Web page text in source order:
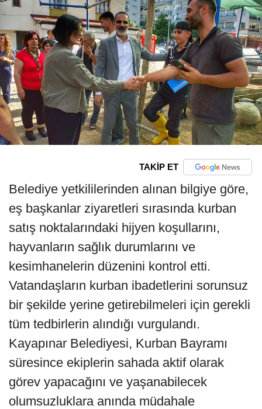
TAKİP ET
Belediye yetkililerinden alınan bilgiye göre,
eş başkanlar ziyaretleri sırasında kurban
satış noktalarındaki hijyen koşullarını,
hayvanların sağlık durumlarını ve
kesimhanelerin düzenini kontrol etti.
Vatandaşların kurban ibadetlerini sorunsuz
bir şekilde yerine getirebilmeleri için gerekli
tüm tedbirlerin alındığı vurgulandı.
Kayapınar Belediyesi, Kurban Bayramı
süresince ekiplerin sahada aktif olarak
görev yapacağını ve yaşanabilecek
olumsuzluklara anında müdahale